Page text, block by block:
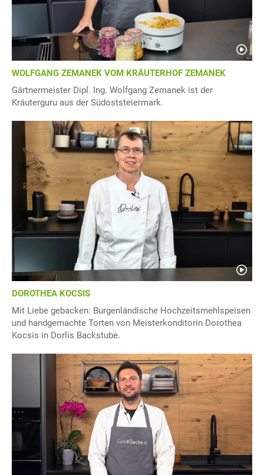
WOLFGANG ZEMANEK VOM KRÄUTERHOF ZEMANEK
Gärtnermeister Dipl. Ing. Wolfgang Zemanek ist der
Kräuterguru aus der Südoststeiermark.
DOROTHEA KOCSIS
Mit Liebe gebacken: Burgenländische Hochzeitsmehlspeisen
und handgemachte Torten von Meisterkonditorin Dorothea
Kocsis in Dorlis Backstube.